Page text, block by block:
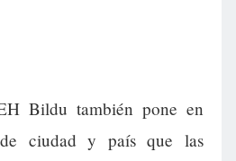
Bildu también pone en
ciudad y país que las